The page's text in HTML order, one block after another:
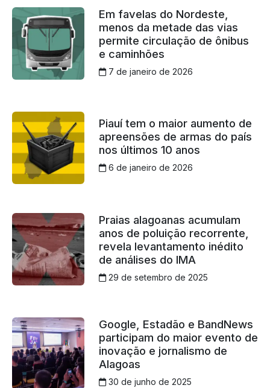
Em favelas do Nordeste,
menos da metade das vias
permite circulação de ônibus
e caminhões
7 de janeiro de 2026
Piauí tem o maior aumento de
apreensões de armas do país
nos últimos 10 anos
6 de janeiro de 2026
Praias alagoanas acumulam
anos de poluição recorrente,
revela levantamento inédito
de análises do IMA
29 de setembro de 2025
Google, Estadão e BandNews
participam do maior evento de
inovação e jornalismo de
Alagoas
30 de junho de 2025